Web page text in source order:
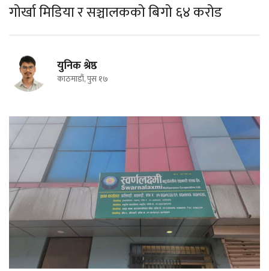
गोर्खा मिडिया र सञ्चालकको बिगो ६४ करोड
युनिक श्रेष्ठ
काठमाडौं, पुस १७